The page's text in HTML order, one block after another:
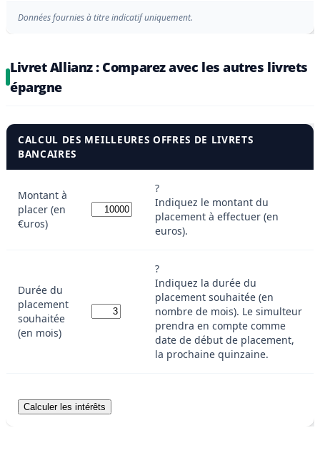
Données fournies à titre indicatif uniquement.
Livret Allianz : Comparez avec les autres livrets
épargne
CALCUL DES MEILLEURES OFFRES DE LIVRETS
BANCAIRES
Montant à
placer (en
€uros)
?
Indiquez le montant du
placement à effectuer (en
euros).
Durée du
placement
souhaitée
(en mois)
?
Indiquez la durée du
placement souhaitée (en
nombre de mois). Le simulteur
prendra en compte comme
date de début de placement,
la prochaine quinzaine.